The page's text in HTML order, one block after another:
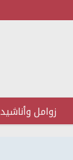
زوامل وأناشيد